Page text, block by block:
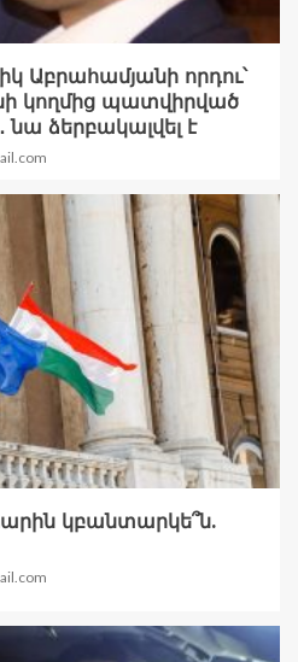
Աբրահամյանի որդու՝
կողմից պատվիրված
ձերբակալվել է
կբանտարկե՞ն.